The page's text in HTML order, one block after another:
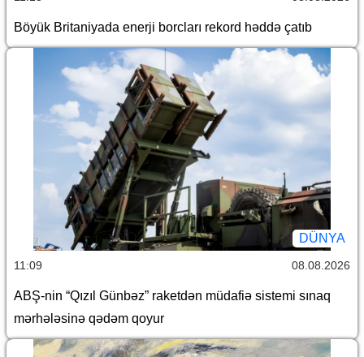
Böyük Britaniyada enerji borcları rekord həddə çatıb
DÜNYA
11:09 08.08.2026
ABŞ-nin “Qızıl Günbəz” raketdən müdafiə sistemi sınaq
mərhələsinə qədəm qoyur